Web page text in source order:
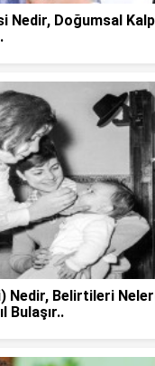
Nedir, Doğumsal
Nedir, Belirtileri
Bulaşır..